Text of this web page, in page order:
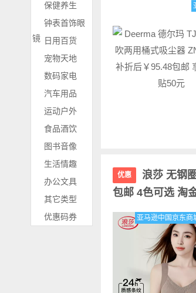
保健养生
钟表首饰眼
镜 日用百货
宠物天地
数码家电
汽车用品
运动户外
食品酒饮
图书音像
生活情趣
办公文具
其它类型
优惠码券
优惠
浪莎 无钢
包邮 4色可选 淘
亚马逊中国京东商